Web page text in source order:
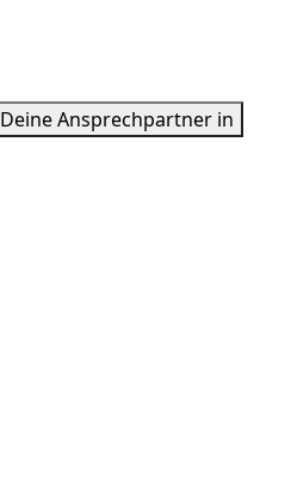
Deine Ansprechpartner in